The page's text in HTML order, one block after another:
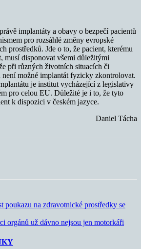
implantáty a obavy o bezpečí pacientů
pro rozsáhlé změny evropské
prostředků. Jde o to, že pacient, kterému
musí disponovat všemi důležitými
při různých životních situacích či
není možné implantát fyzicky zkontrolovat.
je institut vycházející z legislativy
pro celou EU. Důležité je i to, že tyto
k dispozici v českém jazyce.
Daniel Tácha
poukazu na zdravotnické prostředky se
orgánů už dávno nejsou jen motorkáři